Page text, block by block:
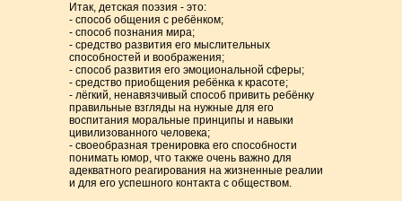
Итак, детская поэзия - это:
- способ общения с ребёнком;
- способ познания мира;
- средство развития его мыслительных
способностей и воображения;
- способ развития его эмоциональной сферы;
- средство приобщения ребёнка к красоте;
- лёгкий, ненавязчивый способ привить ребёнку
правильные взгляды на нужные для его
воспитания моральные принципы и навыки
цивилизованного человека;
- своеобразная тренировка его способности
понимать юмор, что также очень важно для
адекватного реагирования на жизненные реалии
и для его успешного контакта с обществом.